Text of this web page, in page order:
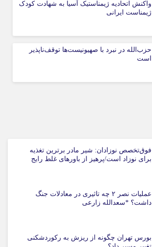
واکنش اتحادیه ژیمناستیک آسیا به شهادت کودک
ژیمناست ایرانی
حزب‌الله در نبرد با صهیونیست‌ها توقف‌ناپذیر
است
فوق‌تخصص نوزادان: شیر مادر برترین تغذیه
برای نوزاد است/پرهیز از باورهای غلط رایج
عملیات نصر ۲ چه تاثیری در معادلات جنگ
داشت؟ *سعدالله زارعی
بورس تهران چگونه از ریزش به رکوردشکنی